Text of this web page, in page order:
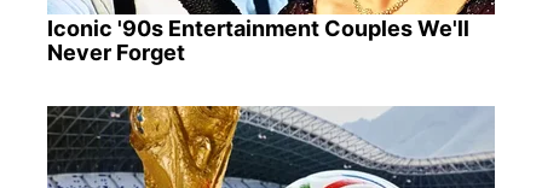
Iconic '90s Entertainment Couples We'll
Never Forget